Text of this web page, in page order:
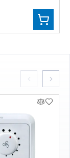
0000217110
125 мм